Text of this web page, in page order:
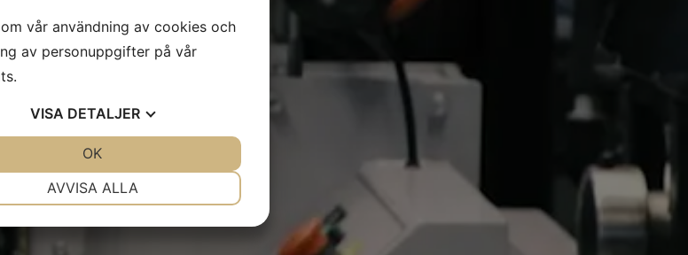
vår användning av cookies och
av personuppgifter på vår
VISA DETALJER
AVVISA ALLA
OK